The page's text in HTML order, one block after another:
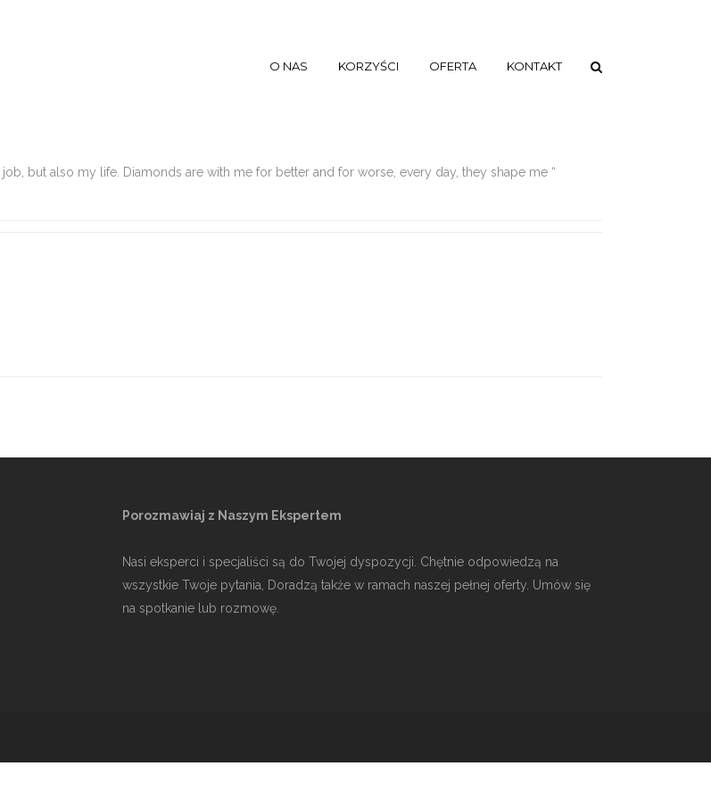
O NAS KORZYŚCI OFERTA KONTAKT
but also my life. Diamonds are with me for better and for worse, every day, they shape me “
Porozmawiaj z Naszym Ekspertem
Nasi eksperci i specjaliści są do Twojej dyspozycji. Chętnie odpowiedzą na
wszystkie Twoje pytania, Doradzą także w ramach naszej pełnej oferty. Umów się
na spotkanie lub rozmowę.